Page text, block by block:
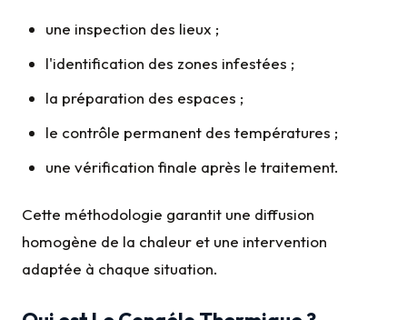
une inspection des lieux ;
l'identification des zones infestées ;
la préparation des espaces ;
le contrôle permanent des températures ;
une vérification finale après le traitement.
Cette méthodologie garantit une diffusion
homogène de la chaleur et une intervention
adaptée à chaque situation.